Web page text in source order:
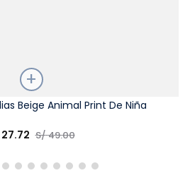
Beige Animal Print De Niña
27.72 S/49.00